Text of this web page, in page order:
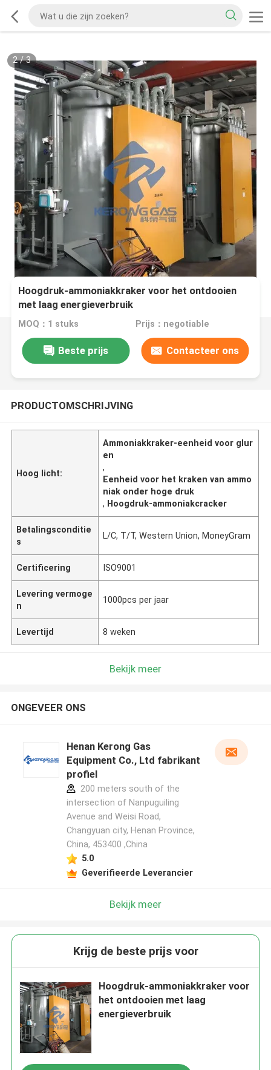
2/3
Hoogdruk-ammoniakkraker voor het ontdooien
met laag energieverbruik
MOQ：1 stuks Prijs：negotiable
Beste prijs Contacteer ons
PRODUCTOMSCHRIJVING
Hoog licht:
Ammoniakkraker-eenheid voor glur
en
,
Eenheid voor het kraken van ammo
niak onder hoge druk
, Hoogdruk-ammoniakcracker
Betalingsconditie
s
L/C, T/T, Western Union, MoneyGram
Certificering ISO9001
Levering vermoge
n
1000pcs per jaar
Levertijd 8 weken
Bekijk meer
ONGEVEER ONS
Henan Kerong Gas
Equipment Co., Ltd fabrikant
profiel
200 meters south of the
intersection of Nanpuguiling
Avenue and Weisi Road,
Changyuan city, Henan Province,
China, 453400 ,China
5.0
Geverifieerde Leverancier
Bekijk meer
Krijg de beste prijs voor
Hoogdruk-ammoniakkraker voor
het ontdooien met laag
energieverbruik